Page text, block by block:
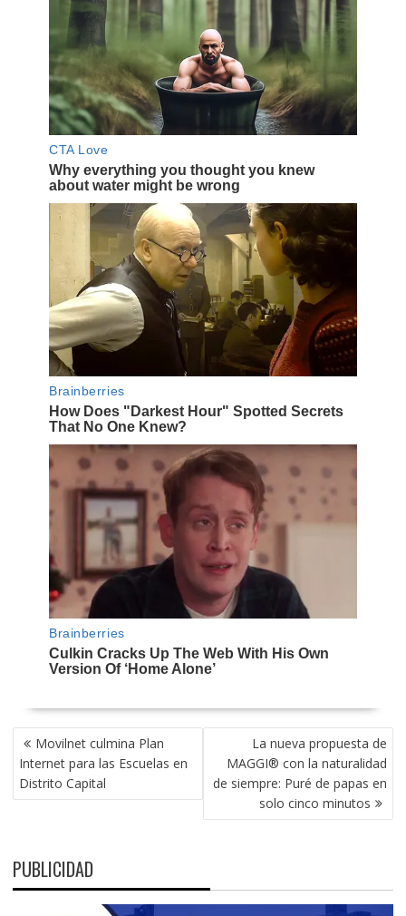
NAVEGACIÓN
DE
ENTRADAS
Movilnet culmina Plan
Internet para las Escuelas en
Distrito Capital
La nueva propuesta de
MAGGI® con la naturalidad
de siempre: Puré de papas en
solo cinco minutos
PUBLICIDAD